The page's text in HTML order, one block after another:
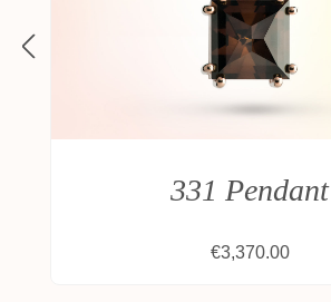
331 Pendant
Regular price:
€3,370.00